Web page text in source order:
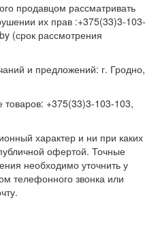
продавцом рассматривать
их прав :+375(33)3-103-
(срок рассмотрения
и предложений: г. Гродно,
товаров: +375(33)3-103-103,
характер и ни при каких
офертой. Точные
необходимо уточнить у
телефонного звонка или